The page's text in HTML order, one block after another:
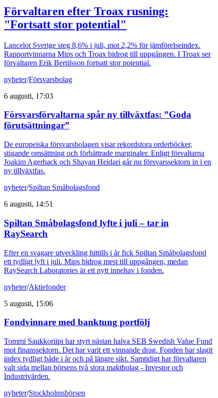
Förvaltaren efter Troax rusning:
"Fortsatt stor potential"
Lancelot Sverige steg 8,6% i juli, mot 2,2% för jämförelseindex.
Rapportvinnarna Mips och Troax bidrog till uppgången. I Troax ser
förvaltaren Erik Bertilsson fortsatt stor potential.
nyheter/Försvarsbolag
6 augusti, 17:03
Försvarsförvaltarna spår ny tillväxtfas: ”Goda
förutsättningar”
De europeiska försvarsbolagen visar rekordstora orderböcker,
stigande omsättning och förbättrade marginaler. Enligt förvaltarna
Joakim Agerback och Shayan Heidari går nu försvarssektorn in i en
ny tillväxtfas.
nyheter/Spiltan Småbolagsfond
6 augusti, 14:51
Spiltan Småbolagsfond lyfte i juli – tar in
RaySearch
Efter en svagare utveckling hittills i år fick Spiltan Småbolagsfond
ett tydligt lyft i juli. Mips bidrog mest till uppgången, medan
RaySearch Laboratories är ett nytt innehav i fonden.
nyheter/Aktiefonder
5 augusti, 15:06
Fondvinnare med banktung portfölj
Tommi Saukkoriipi har styrt nästan halva SEB Swedish Value Fund
mot finanssektorn. Det har varit ett vinnande drag. Fonden har slagit
index tydligt både i år och på längre sikt. Samtidigt har förvaltaren
valt sida mellan börsens två stora maktbolag - Investor och
Industrivärden.
nyheter/Stockholmsbörsen